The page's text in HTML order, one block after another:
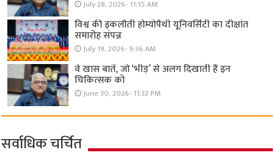
July 28, 2026- 11:15 AM
विश्व की इकलौती होम्योपैथी यूनिवर्सिटी का दीक्षांत
समारोह संपन्न
July 19, 2026- 9:36 AM
वे खास बातें, जो ‘भीड़’ से अलग दिखाती हैं इन
चिकित्सक को
June 30, 2026- 11:32 PM
सर्वाधिक चर्चित